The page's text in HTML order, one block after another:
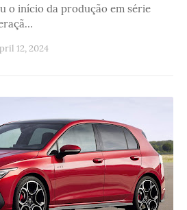
o início da produção em série
12, 2024